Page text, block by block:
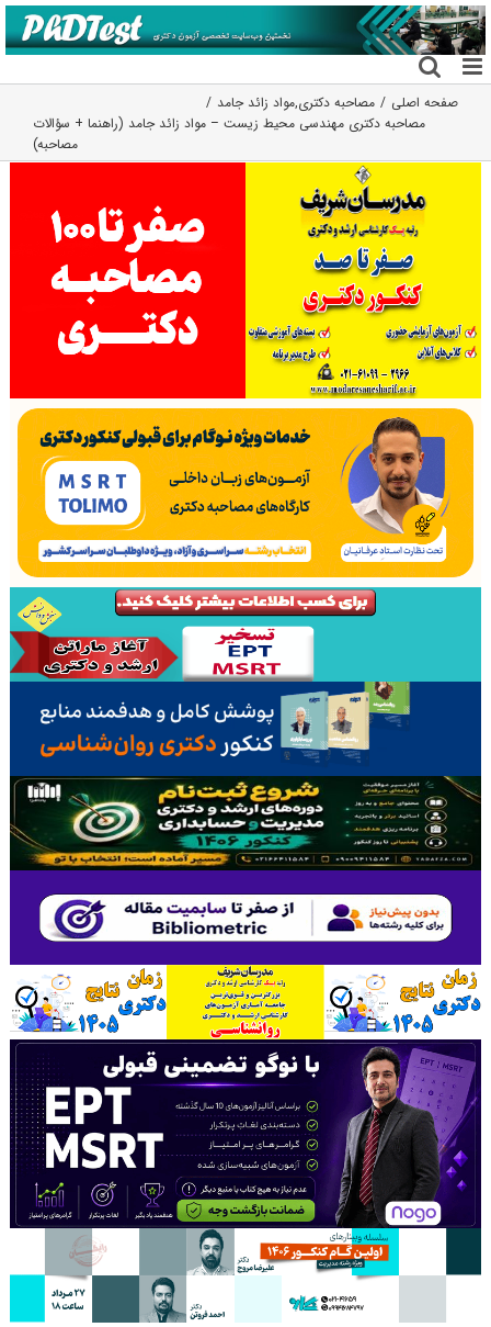
رفتن
به
محتوا
صفحه اصلی مصاحبه دکتری,مواد زائد جامد
مصاحبه دکتری مهندسی محیط زیست – مواد زائد جامد (راهنما + سؤالات
مصاحبه)